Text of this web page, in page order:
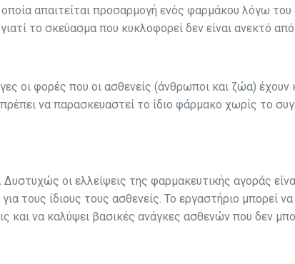
απαιτείται προσαρμογή ενός φαρμάκου λόγω
το σκεύασμα που κυκλοφορεί δεν είναι ανεκτό
οι φορές που οι ασθενείς (άνθρωποι και ζώα)
να παρασκευαστεί το ίδιο φάρμακο χωρίς το
. Δυστυχώς οι ελλείψεις της φαρμακευτικής αγοράς
τους ίδιους τους ασθενείς. Το εργαστήριο μπορεί
και να καλύψει βασικές ανάγκες ασθενών που δεν